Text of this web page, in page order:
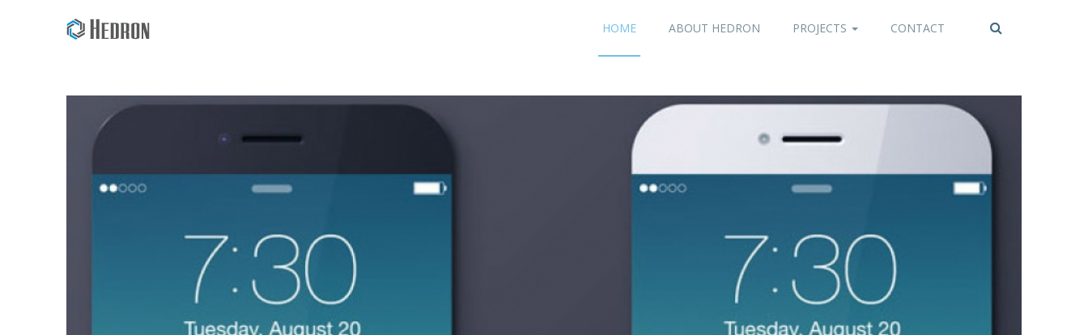
HOME ABOUT HEDRON PROJECTS CONTACT